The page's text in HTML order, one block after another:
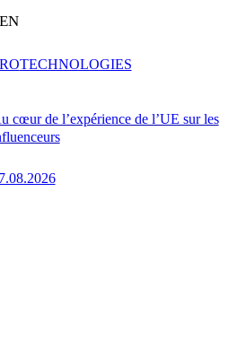
cœur de l’expérience de l’UE sur les
TECHNOLOGIES